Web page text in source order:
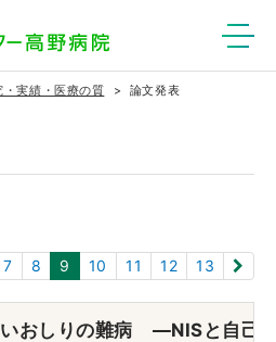
・実績・医療の質 論文発表
7 8 9 10 11 12 13
いおしりの難病 ―NISと自己